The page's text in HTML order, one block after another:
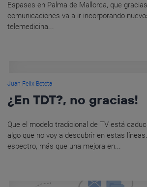
Espases en Palma de Mallorca, que
comunicaciones va a ir incorporando
telemedicina...
Juan Felix Beteta
¿En TDT?, no gracias!
Que el modelo tradicional de TV está
algo que no voy a descubrir en estas
espectro, más que una mejora en...